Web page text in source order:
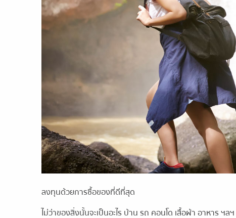
ลงทุนด้วยการซื้อของที่ดีที่สุด
ไม่ว่าของสิ่งนั้นจะเป็นอะไร บ้าน รถ คอนโด เสื้อผ้า อาหาร ฯ